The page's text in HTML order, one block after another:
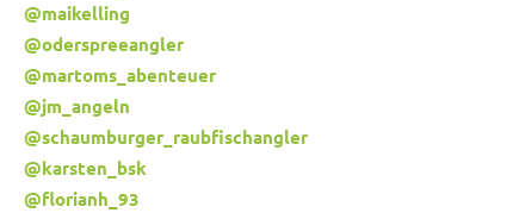
@maikelling
@oderspreeangler
@martoms_abenteuer
@jm_angeln
@schaumburger_raubfischangler
@karsten_bsk
@florianh_93